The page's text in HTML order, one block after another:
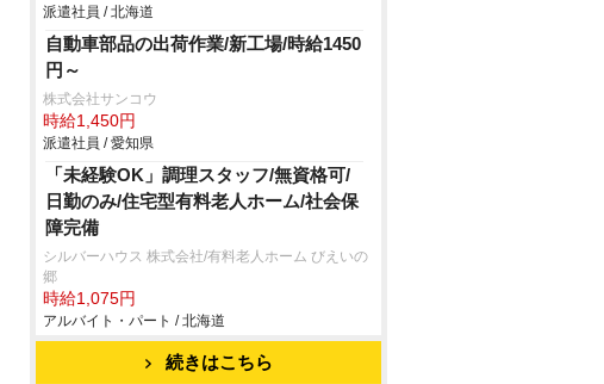
派遣社員 / 北海道
自動車部品の出荷作業/新工場/時給1450
円～
株式会社サンコウ
時給1,450円
派遣社員 / 愛知県
「未経験OK」調理スタッフ/無資格可/
日勤のみ/住宅型有料老人ホーム/社会保
障完備
シルバーハウス 株式会社/有料老人ホーム びえいの
郷
時給1,075円
アルバイト・パート / 北海道
続きはこちら